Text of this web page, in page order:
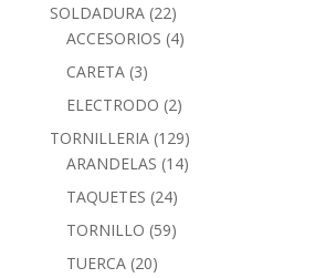
SOLDADURA (22)
ACCESORIOS (4)
CARETA (3)
ELECTRODO (2)
TORNILLERIA (129)
ARANDELAS (14)
TAQUETES (24)
TORNILLO (59)
TUERCA (20)